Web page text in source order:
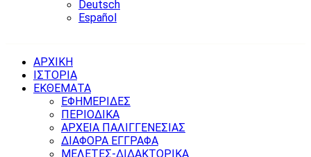
Deutsch
Español
ΑΡΧΙΚΗ
ΙΣΤΟΡΙΑ
ΕΚΘΕΜΑΤΑ
ΕΦΗΜΕΡΙΔΕΣ
ΠΕΡΙΟΔΙΚΑ
ΑΡΧΕΙΑ ΠΑΛΙΓΓΕΝΕΣΙΑΣ
ΔΙΑΦΟΡΑ ΕΓΓΡΑΦΑ
ΜΕΛΕΤΕΣ-ΔΙΔΑΚΤΟΡΙΚΑ